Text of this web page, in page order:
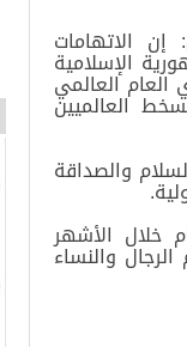
الاتهامات
الإسلامية
لتحويل الرأي العام العالمي
العالميين
والصداقة
.
خلال الأشهر
والنساء